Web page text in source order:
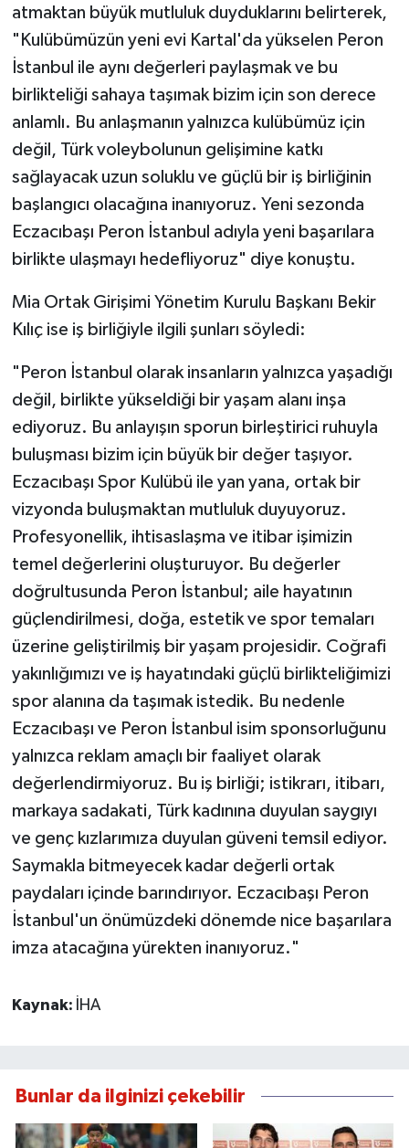
atmaktan büyük mutluluk duyduklarını belirterek,
"Kulübümüzün yeni evi Kartal'da yükselen Peron
İstanbul ile aynı değerleri paylaşmak ve bu
birlikteliği sahaya taşımak bizim için son derece
anlamlı. Bu anlaşmanın yalnızca kulübümüz için
değil, Türk voleybolunun gelişimine katkı
sağlayacak uzun soluklu ve güçlü bir iş birliğinin
başlangıcı olacağına inanıyoruz. Yeni sezonda
Eczacıbaşı Peron İstanbul adıyla yeni başarılara
birlikte ulaşmayı hedefliyoruz" diye konuştu.
Mia Ortak Girişimi Yönetim Kurulu Başkanı Bekir
Kılıç ise iş birliğiyle ilgili şunları söyledi:
"Peron İstanbul olarak insanların yalnızca yaşadığı
değil, birlikte yükseldiği bir yaşam alanı inşa
ediyoruz. Bu anlayışın sporun birleştirici ruhuyla
buluşması bizim için büyük bir değer taşıyor.
Eczacıbaşı Spor Kulübü ile yan yana, ortak bir
vizyonda buluşmaktan mutluluk duyuyoruz.
Profesyonellik, ihtisaslaşma ve itibar işimizin
temel değerlerini oluşturuyor. Bu değerler
doğrultusunda Peron İstanbul; aile hayatının
güçlendirilmesi, doğa, estetik ve spor temaları
üzerine geliştirilmiş bir yaşam projesidir. Coğrafi
yakınlığımızı ve iş hayatındaki güçlü birlikteliğimizi
spor alanına da taşımak istedik. Bu nedenle
Eczacıbaşı ve Peron İstanbul isim sponsorluğunu
yalnızca reklam amaçlı bir faaliyet olarak
değerlendirmiyoruz. Bu iş birliği; istikrarı, itibarı,
markaya sadakati, Türk kadınına duyulan saygıyı
ve genç kızlarımıza duyulan güveni temsil ediyor.
Saymakla bitmeyecek kadar değerli ortak
paydaları içinde barındırıyor. Eczacıbaşı Peron
İstanbul'un önümüzdeki dönemde nice başarılara
imza atacağına yürekten inanıyoruz."
Kaynak: İHA
Bunlar da ilginizi çekebilir